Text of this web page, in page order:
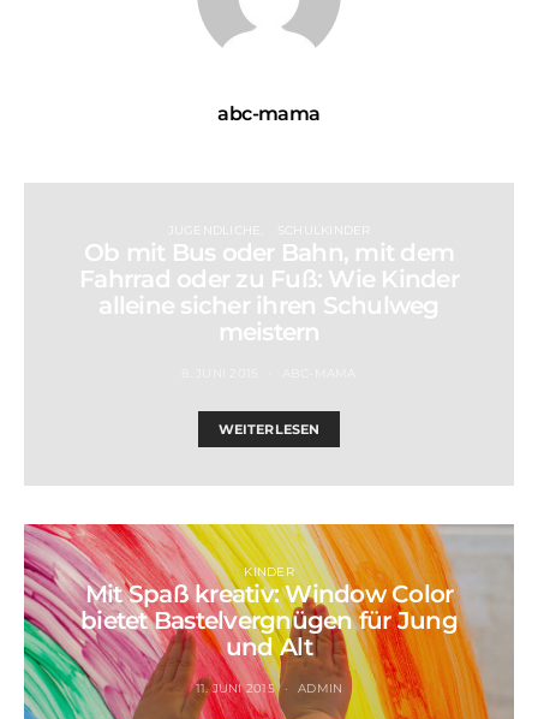
abc-mama
JUGENDLICHE SCHULKINDER
Ob mit Bus oder Bahn, mit dem
Fahrrad oder zu Fuß: Wie Kinder
alleine sicher ihren Schulweg
meistern
WEITERLESEN
KINDER
Mit Spaß kreativ: Window Color
bietet Bastelvergnügen für Jung
und Alt
11. JUNI 2015 ADMIN